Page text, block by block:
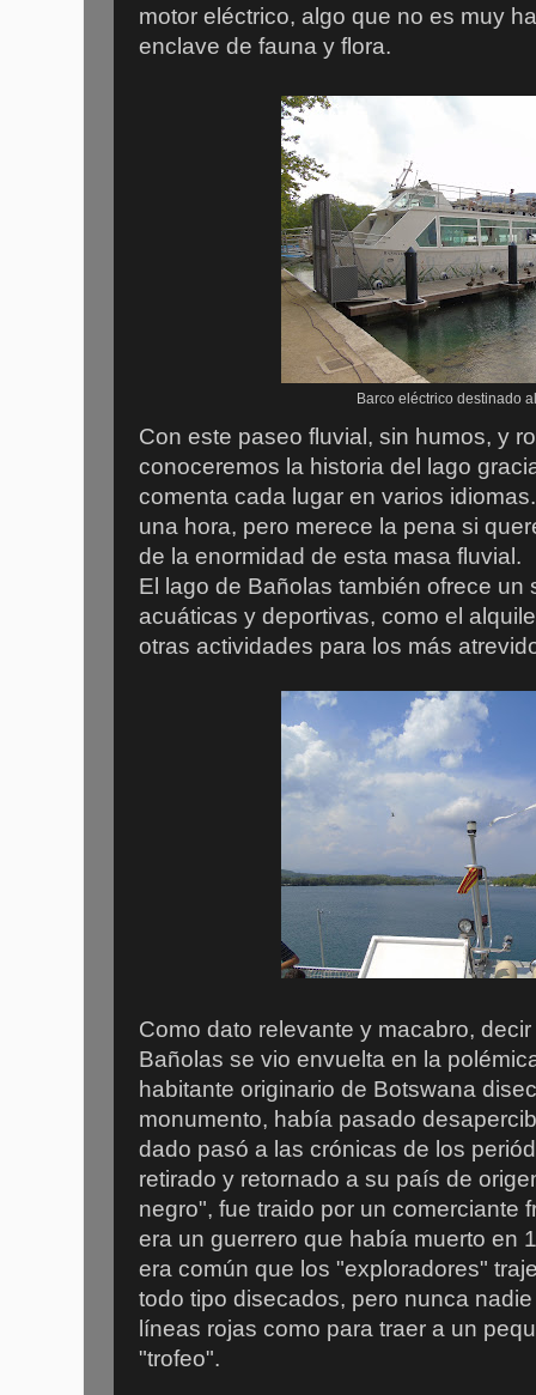
motor eléctrico, algo que no es muy
enclave de fauna y flora.
Barco eléctrico destinado
Con este paseo fluvial, sin humos, y
conoceremos la historia del lago
comenta cada lugar en varios
una hora, pero merece la pena si
de la enormidad de esta masa fluvial.
El lago de Bañolas también ofrece un
acuáticas y deportivas, como el
otras actividades para los más
Como dato relevante y macabro,
Bañolas se vio envuelta en la
habitante originario de Botswana
monumento, había pasado
dado pasó a las crónicas de los
retirado y retornado a su país de
negro", fue traido por un comerciante
era un guerrero que había muerto en
era común que los "exploradores"
todo tipo disecados, pero nunca
líneas rojas como para traer a un
"trofeo".